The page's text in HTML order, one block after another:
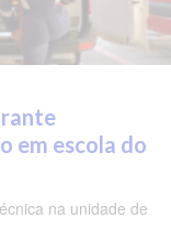
em escola do
na unidade de